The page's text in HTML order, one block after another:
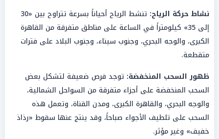
نشاط حركة الرياح:
تنشط الرياح أحياناً بسرعة تتراوح بين «30
إلى 35» كيلومتراً في الساعة على مناطق متفرقة من القاهرة
الكبرى، والوجه البحري، وجنوب سيناء، وجنوب البلاد على فترات
متقطعة.
ظهور السحب المنخفضة: توجد فرص ضعيفة لتشكل بعض
السحب المنخفضة على أجزاء متفرقة من السواحل الشمالية،
والوجه البحري، والقاهرة الكبرى، ومدن القناة، وتعمل هذه
السحب على تلطيف الأجواء صباحاً، وقد ينتج عنها سقوط «رذاذ
خفيف» وغير مؤثر.